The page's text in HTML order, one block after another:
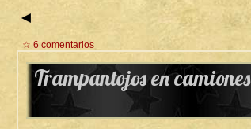
◄
☆ 6 comentarios
Trampantojos en camiones